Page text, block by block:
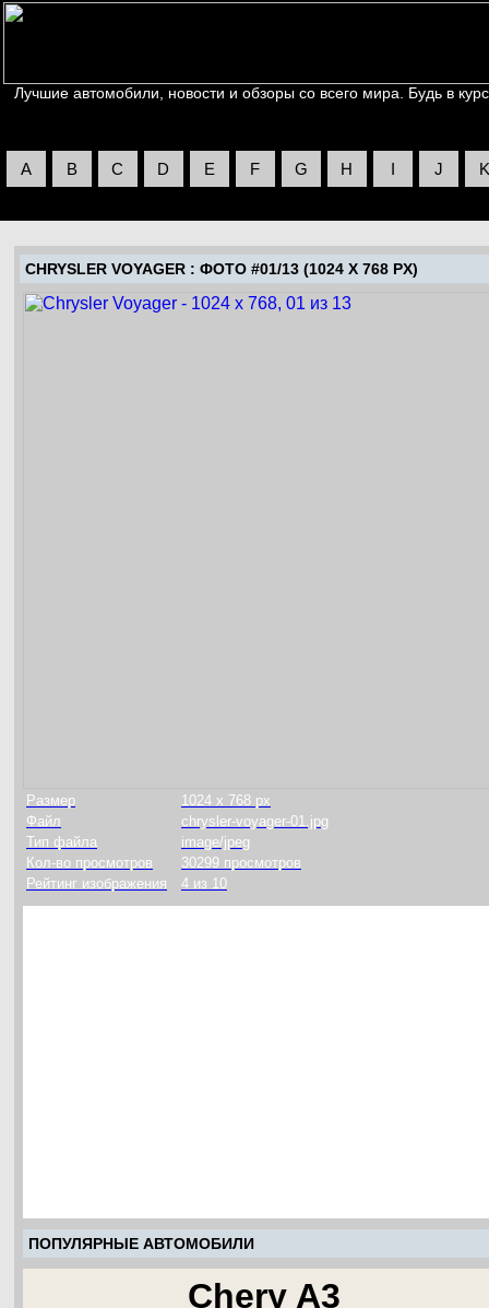
Лучшие автомобили, новости и обзоры со всего мира. Будь в
A B C D E F G H I J K
CHRYSLER VOYAGER : ФОТО #01/13 (1024 X 768 PX)
Размер
1024 x 768 px
Файл
chrysler-voyager-01.jpg
Тип файла
image/jpeg
Кол-во просмотров
30299 просмотров
Рейтинг изображения
4 из 10
ПОПУЛЯРНЫЕ АВТОМОБИЛИ
Chery A3